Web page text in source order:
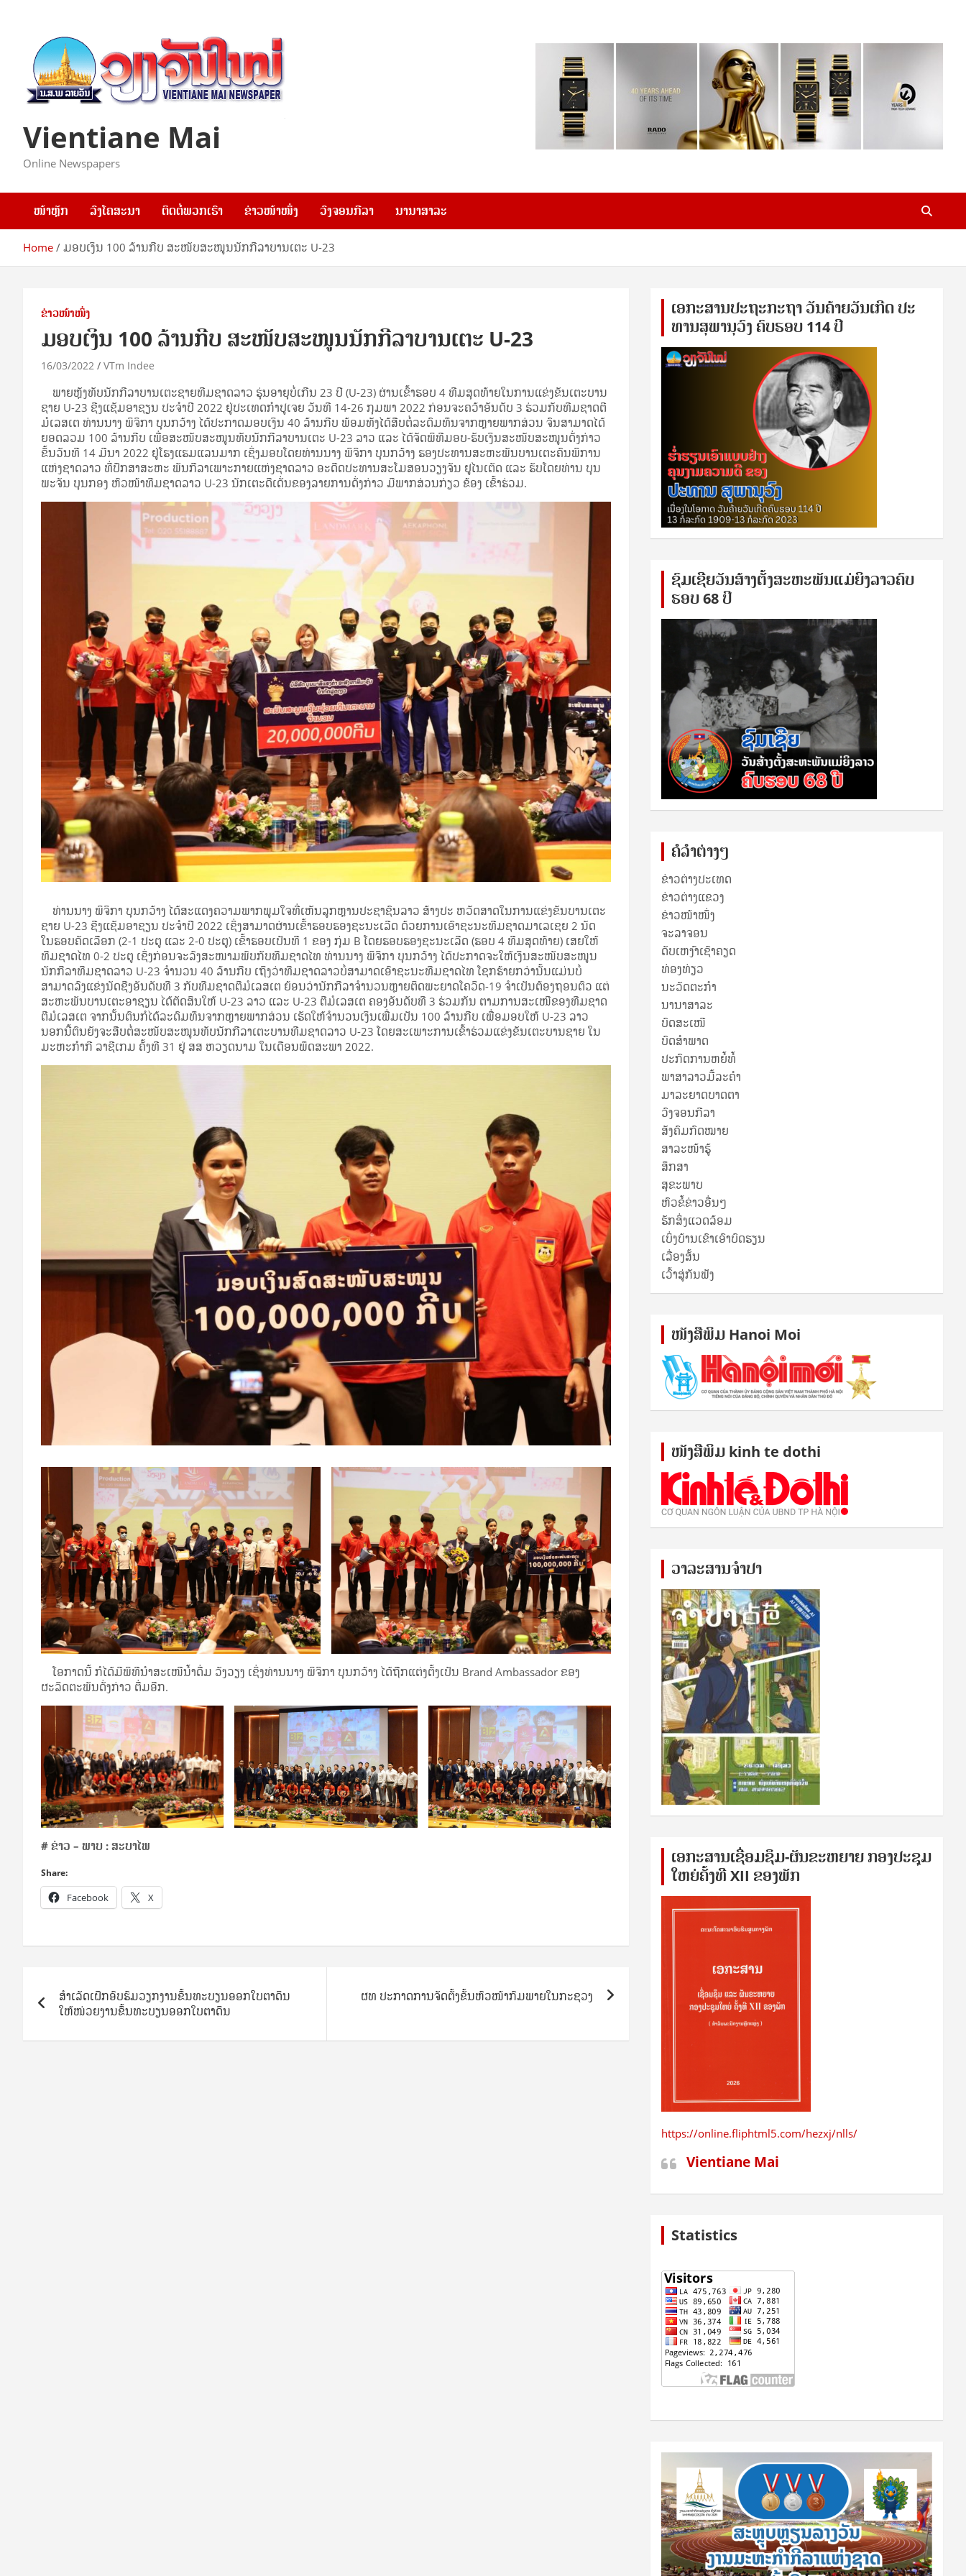
Vientiane Mai
Online Newspapers
ໜ້າຫຼັກ ລົງໂຄສະນາ ຕິດຕໍ່ພວກເຮົາ ຂ່າວໜ້າໜຶ່ງ ວົງຈອນກີລາ ນານາສາລະ
Home ມອບເງິນ 100 ລ້ານກີບ ສະໜັບສະໜູນນັກກີລາບານເຕະ U-23
ຂ່າວໜ້າໜຶ່ງ
ມອບເງິນ 100 ລ້ານກີບ ສະໜັບສະໜູນນັກກີລາບານເຕະ U-23
16/03/2022 VTm Indee
ພາຍຫຼັງທັບນັກກີລາບານເຕະຊາຍທີມຊາດລາວ ຮຸ່ນອາຍຸບໍ່ເກີນ 23 ປີ (U-23) ຜ່ານເຂົ້າຮອບ 4 ທີມສຸດທ້າຍໃນການແຂ່ງຂັນເຕະບານ
ຊາຍ U-23 ຊີງແຊັມອາຊຽນ ປະຈໍາປີ 2022 ຢູ່ປະເທດກຳປູເຈຍ ວັນທີ 14-26 ກຸມພາ 2022 ກ່ອນຈະຄວ້າອັນດັບ 3 ຮ່ວມກັບທີມຊາດຕີ
ມໍເລສເຕ ທ່ານນາງ ພິຈິກາ ບຸນກວ້າງ ໄດ້ປະກາດມອບເງິນ 40 ລ້ານກີບ ພ້ອມທັງໄດ້ສືບຕໍ່ລະດົມທຶນຈາກຫຼາຍພາກສ່ວນ ຈົນສາມາດໄດ້
ຍອດລວມ 100 ລ້ານກີບ ເພື່ອສະໜັບສະໜູນທັບນັກກີລາບານເຕະ U-23 ລາວ ແລະ ໄດ້ຈັດພິທີມອບ-ຮັບເງິນສະໜັບສະໜູນດັ່ງກ່າວ
ຂຶ້ນວັນທີ 14 ມີນາ 2022 ຢູ່ໂຮງແຮມແລນມາກ ເຊິ່ງມອບໂດຍທ່ານນາງ ພິຈິກາ ບຸນກວ້າງ ຮອງປະທານສະຫະພັນບານເຕະຄົນພິການ
ແຫ່ງຊາດລາວ ທີ່ປຶກສາສະຫະ ພັນກີລາເພາະກາຍແຫ່ງຊາດລາວ ອະດີດປະທານສະໂມສອນວຽງຈັນ ຢູໄນເຕັດ ແລະ ຮັບໂດຍທ່ານ ບຸນ
ພະຈັນ ບຸນກອງ ຫົວໜ້າທີມຊາດລາວ U-23 ນັກເຕະດີເດັ່ນຂອງລາຍການດັ່ງກ່າວ ມີພາກສ່ວນກ່ຽວ ຂ້ອງ ເຂົ້າຮ່ວມ.
ທ່ານນາງ ພິຈິກາ ບຸນກວ້າງ ໄດ້ສະແດງຄວາມພາກພູມໃຈທີ່ເຫັນລູກຫຼານປະຊາຊົນລາວ ສ້າງປະ ຫວັດສາດໃນການແຂ່ງຂັນບານເຕະ
ຊາຍ U-23 ຊີງແຊັມອາຊຽນ ປະຈຳປີ 2022 ເຊິ່ງສາມາດຜ່ານເຂົ້າຮອບຮອງຊະນະເລີດ ດ້ວຍການເອົາຊະນະທີມຊາດມາເລເຊຍ 2 ນັດ
ໃນຮອບຄັດເລືອກ (2-1 ປະຕູ ແລະ 2-0 ປະຕູ) ເຂົ້າຮອບເປັນທີ 1 ຂອງ ກຸ່ມ B ໂດຍຮອບຮອງຊະນະເລີດ (ຮອບ 4 ທີມສຸດທ້າຍ) ເສຍໃຫ້
ທີມຊາດໄທ 0-2 ປະຕູ ເຊິ່ງກ່ອນຈະລົງສະໜາມພົບກັບທີມຊາດໄທ ທ່ານນາງ ພິຈິກາ ບຸນກວ້າງ ໄດ້ປະກາດຈະໃຫ້ເງິນສະໜັບສະໜູນ
ນັກກີລາທີມຊາດລາວ U-23 ຈໍານວນ 40 ລ້ານກີບ ເຖິງວ່າທີມຊາດລາວບໍ່ສາມາດເອົາຊະນະທີມຊາດໄທ ໂຊກຮ້າຍກວ່ານັ້ນແມ່ນບໍ່
ສາມາດລົງແຂ່ງນັດຊີງອັນດັບທີ 3 ກັບທີມຊາດຕີມໍເລສເຕ ຍ້ອນວ່ານັກກີລາຈຳນວນຫຼາຍຕິດພະຍາດໂຄວິດ-19 ຈໍາເປັນຕ້ອງຖອນຕົວ ແຕ່
ສະຫະພັນບານເຕະອາຊຽນ ໄດ້ຕັດສິນໃຫ້ U-23 ລາວ ແລະ U-23 ຕີມໍເລສເຕ ຄອງອັນດັບທີ 3 ຮ່ວມກັນ ຕາມການສະເໜີຂອງທີມຊາດ
ຕີມໍເລສເຕ ຈາກນັ້ນຕົນກໍໄດ້ລະດົມທຶນຈາກຫຼາຍພາກສ່ວນ ເຮັດໃຫ້ຈໍານວນເງິນເພີ່ມເປັນ 100 ລ້ານກີບ ເພື່ອມອບໃຫ້ U-23 ລາວ
ນອກນີ້ຕົນຍັງຈະສືບຕໍ່ສະໜັບສະໜູນທັບນັກກີລາເຕະບານທີມຊາດລາວ U-23 ໂດຍສະເພາະການເຂົ້າຮ່ວມແຂ່ງຂັນເຕະບານຊາຍ ໃນ
ມະຫະກຳກີ ລາຊີເກມ ຄັ້ງທີ 31 ຢູ່ ສສ ຫວຽດນາມ ໃນເດືອນພຶດສະພາ 2022.
ໂອກາດນີ້ ກໍໄດ້ມີພິທີນໍາສະເໜີນໍ້າດື່ມ ວັງວຽງ ເຊິ່ງທ່ານນາງ ພິຈິກາ ບຸນກວ້າງ ໄດ້ຖືກແຕ່ງຕັ້ງເປັນ Brand Ambassador ຂອງ
ຜະລິດຕະພັນດັ່ງກ່າວ ຕື່ມອີກ.
# ຂ່າວ – ພາບ : ສະບາໄພ
Share:
Facebook X
navigation
ສໍາເລັດເຝຶກອົບຮົມວຽກງານຂຶ້ນທະບຽນອອກໃບຕາດິນ
ໃຫ້ໜ່ວຍງານຂຶ້ນທະບຽນອອກໃບຕາດິນ
ຜທ ປະກາດການຈັດຕັ້ງຂັ້ນຫົວໜ້າກົມພາຍໃນກະຊວງ
ເອ​ກະ​ສານ​ປະ​ຖະ​ກະ​ຖ​າ ວັນ​ຄ້າຍ​ວັນ​ເກີດ ປ​ະ​
ທານ​ສຸ​ພາ​ນຸ​ວົງ ຄົບ​ຮອບ 114 ປີ
ຊົ​ມ​ເຊີຍ​ວັນ​ສ້າງ​ຕັ້ງ​ສະ​ຫະ​ພັນ​ແມ່​ຍິງ​​ລາວຄົບ​
ຮອບ 68 ປິ
ຄໍລຳຕ່າງໆ
ຂ່າວຕ່າງປະເທດ
ຂ່າວ​ຕ່າງ​ແຂວງ
ຂ່າວໜ້າໜຶ່ງ
ຈະລາຈອນ
ດັບເຫງົາເຊົາຄຽດ
ທ່ອງທ່ຽວ
ນະວັດຕະກໍາ
ນານາສາລະ
ບົດສະເໜີ
ບົດສໍາພາດ
ປະກົດການຫຍໍ້ທໍ້
ພາສາລາວມື້ລະຄຳ
ມາລະຍາດບາດຕາ
ວົງຈອນກີລາ
ສັງຄົມກົດໝາຍ
ສາລະໜ້າຮູ້
ສຶກສາ
ສຸ​ຂະ​ພາບ
ຫົວຂໍ້ຂ່າວອື່ນໆ
ຮັກສິ່ງແວດລ້ອມ
ເບິ່ງບ້ານເຂົາເອົາບົດຮຽນ
ເລື່ອງສັ້ນ
ເວົ້າສູ່ກັນຟັງ
ໜັງ​ສື​ພິມ Hanoi Moi
ໜັງ​ສື​ພິມ kinh te dothi
ວາລະສານຈຳປາ
ເອກ​ະ​ສານ​ເຊ​ື່ອມ​ຊ​ຶມ-ຜັນ​ຂະ​ຫ​ຍາຍ ກອງ​ປະ​ຊຸມ​
ໃຫຍ່​ຄັ້ງ​ທີ XII ຂອງ​ພັກ
https://online.fliphtml5.com/hezxj/nlls/
Vientiane Mai
Statistics